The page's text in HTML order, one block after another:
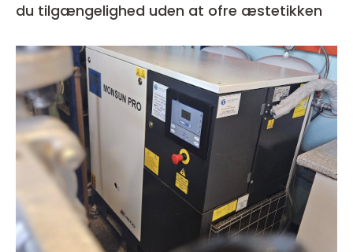
du tilgængelighed uden at ofre æstetikken